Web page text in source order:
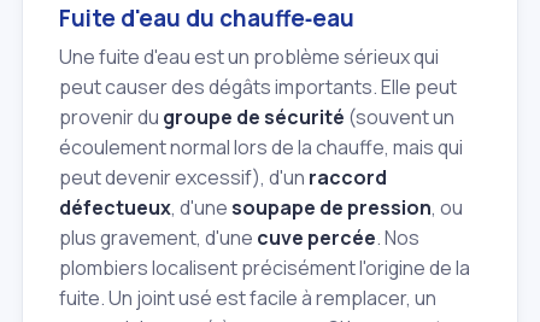
Fuite d'eau du chauffe‑eau
Une fuite d'eau est un problème sérieux qui
peut causer des dégâts importants. Elle peut
provenir du groupe de sécurité (souvent un
écoulement normal lors de la chauffe, mais qui
peut devenir excessif), d'un raccord
défectueux, d'unesoupape de pression, ou
plus gravement, d'une cuve percée. Nos
plombiers localisent précisément l'origine de la
fuite. Un joint usé est facile à remplacer, un